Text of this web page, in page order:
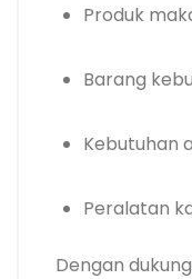
Produk
Barang
Kebutuhan
Peralatan
Dengan